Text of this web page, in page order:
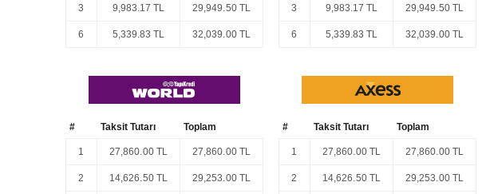
3 9,983.17 TL 29,949.50 TL
6 5,339.83 TL 32,039.00 TL
3 9,983.17 TL 29,949.50 TL
6 5,339.83 TL 32,039.00 TL
# Taksit Tutarı Toplam
1 27,860.00 TL 27,860.00 TL
2 14,626.50 TL 29,253.00 TL
# Taksit Tutarı Toplam
1 27,860.00 TL 27,860.00 TL
2 14,626.50 TL 29,253.00 TL